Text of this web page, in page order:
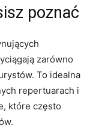
poznać
zarówno
To idealna
repertuarach i
które często